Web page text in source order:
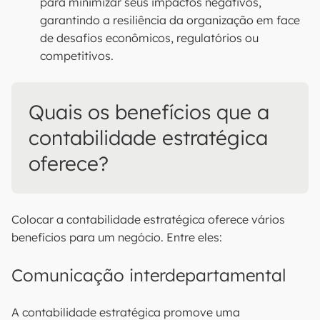
garantindo a resiliência da organização em face
de desafios econômicos, regulatórios ou
competitivos.
Quais os benefícios que a
contabilidade estratégica
oferece?
Colocar a contabilidade estratégica oferece vários
benefícios para um negócio. Entre eles:
Comunicação interdepartamental
A contabilidade estratégica promove uma